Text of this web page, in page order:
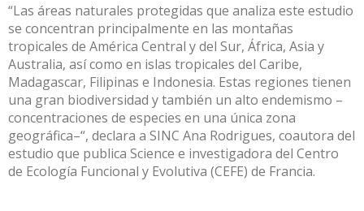
“Las áreas naturales protegidas que analiza este estudio
se concentran principalmente en las montañas
tropicales de América Central y del Sur, África, Asia y
Australia, así como en islas tropicales del Caribe,
Madagascar, Filipinas e Indonesia. Estas regiones tienen
una gran biodiversidad y también un alto endemismo –
concentraciones de especies en una única zona
geográfica–“, declara a SINC Ana Rodrigues, coautora del
estudio que publica Science e investigadora del Centro
de Ecología Funcional y Evolutiva (CEFE) de Francia.